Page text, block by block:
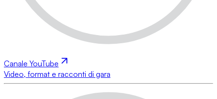
Canale YouTube
Video, format e racconti di gara